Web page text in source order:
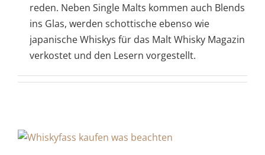
reden. Neben Single Malts kommen auch Blends
ins Glas, werden schottische ebenso wie
japanische Whiskys für das Malt Whisky Magazin
verkostet und den Lesern vorgestellt.